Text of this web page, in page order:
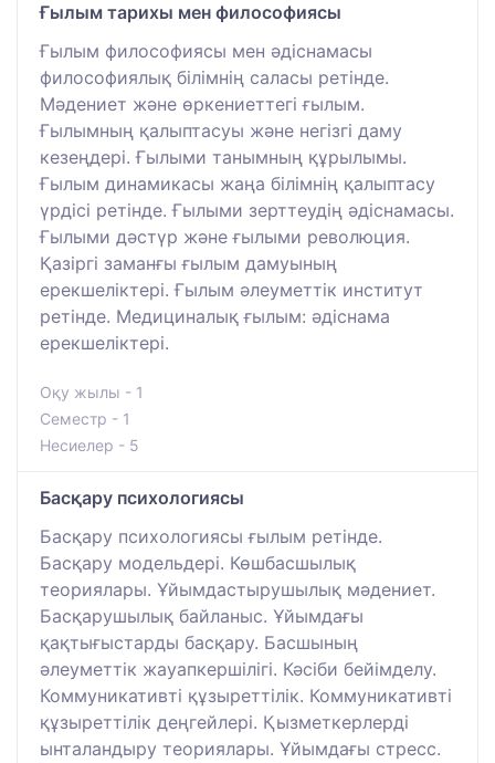
Ғылым тарихы мен философиясы
Ғылым философиясы мен әдіснамасы
философиялық білімнің саласы ретінде.
Мәдениет және өркениеттегі ғылым.
Ғылымның қалыптасуы және негізгі даму
кезеңдері. Ғылыми танымның құрылымы.
Ғылым динамикасы жаңа білімнің қалыптасу
үрдісі ретінде. Ғылыми зерттеудің әдіснамасы.
Ғылыми дәстүр және ғылыми революция.
Қазіргі заманғы ғылым дамуының
ерекшеліктері. Ғылым әлеуметтік институт
ретінде. Медициналық ғылым: әдіснама
ерекшеліктері.
Оқу жылы - 1
Семестр - 1
Несиелер - 5
Басқару психологиясы
Басқару психологиясы ғылым ретінде.
Басқару модельдері. Көшбасшылық
теориялары. Ұйымдастырушылық мәдениет.
Басқарушылық байланыс. Ұйымдағы
қақтығыстарды басқару. Басшының
әлеуметтік жауапкершілігі. Кәсіби бейімделу.
Коммуникативті құзыреттілік. Коммуникативті
құзыреттілік деңгейлері. Қызметкерлерді
ынталандыру теориялары. Ұйымдағы стресс.